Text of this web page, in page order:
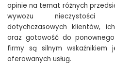
opinie na temat różnych
wywozu nieczystości
dotychczasowych klientów,
oraz gotowość do
firmy są silnym wskaźnikiem
oferowanych usług.